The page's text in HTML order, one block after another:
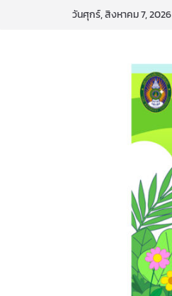
วันศุกร์, สิงหาคม 7, 2026